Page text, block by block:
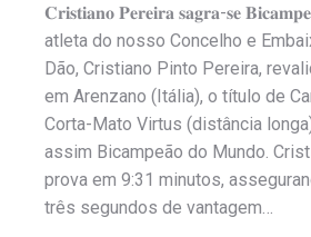
𝐂𝐫𝐢𝐬𝐭𝐢𝐚𝐧𝐨 𝐏𝐞𝐫𝐞𝐢𝐫𝐚 𝐬𝐚𝐠𝐫𝐚-𝐬𝐞
atleta do nosso Concelho e
Dão, Cristiano Pinto Pereira,
em Arenzano (Itália), o título de
Corta-Mato Virtus (distância
assim Bicampeão do Mundo.
prova em 9:31 minutos,
três segundos de vantagem…